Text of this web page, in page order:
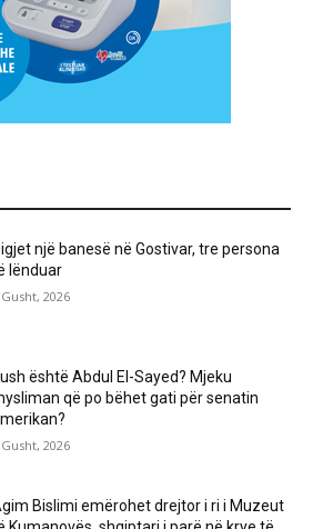
një banesë në Gostivar, tre persona
lënduar
Gusht, 2026
është Abdul El-Sayed? Mjeku
që po bëhet gati për senatin
Gusht, 2026
Bislimi emërohet drejtor i ri i Muzeut